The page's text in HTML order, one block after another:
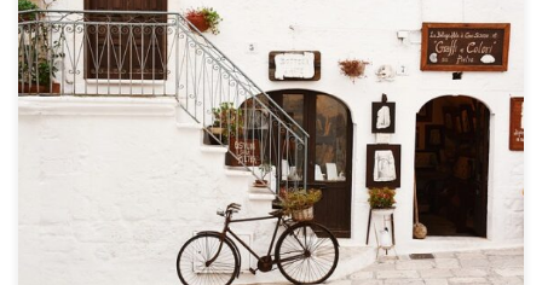
Für das Citybike gibt es eine riesige Auswahl und es gibt
verschiedene Modelle für unterschiedliche Zwecke. In unserem
Ratgeber stellen wir Ihnen die verschiedenen Arten von Citybikes
vor und erklären Ihnen, worauf Sie beim Kauf achten sollten! Was
ist ein Citybike? Ein Citybike, auch bekannt als Stadtrad oder